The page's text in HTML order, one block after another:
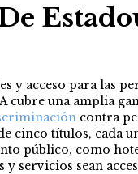
acceso para las
una amplia
contra
cinco títulos,
como
servicios sean